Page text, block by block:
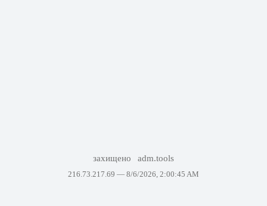
захищено adm.tools
216.73.217.69 — 8/6/2026, 2:00:45 AM